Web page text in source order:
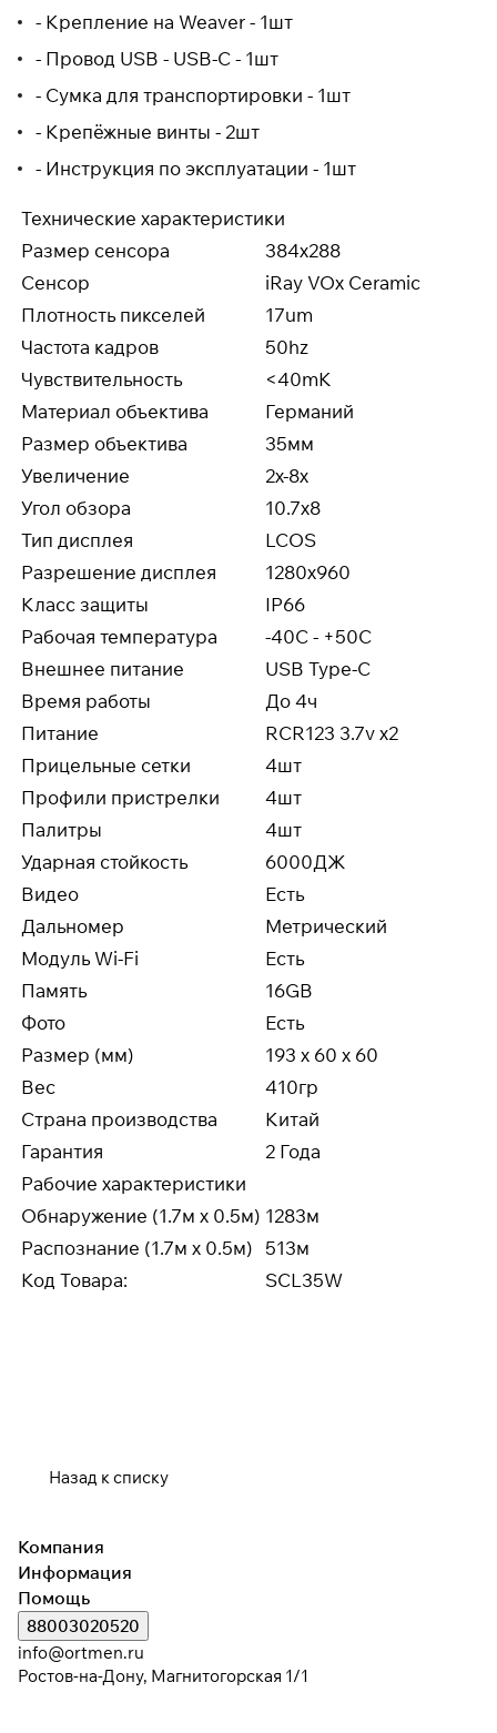
- Крепление на Weaver - 1шт
- Провод USB - USB-C - 1шт
- Сумка для транспортировки - 1шт
- Крепёжные винты - 2шт
- Инструкция по эксплуатации - 1шт
Технические характеристики
Размер сенсора
384x288
Сенсор
iRay VOx Ceramic
Плотность пикселей
17um
Частота кадров
50hz
Чувствительность
<40mK
Материал объектива
Германий
Размер объектива
35мм
Увеличение
2x-8x
Угол обзора
10.7x8
Тип дисплея
LCOS
Разрешение дисплея
1280x960
Класс защиты
IP66
Рабочая температура
-40C - +50C
Внешнее питание
USB Type-C
Время работы
До 4ч
Питание
RCR123 3.7v x2
Прицельные сетки
4шт
Профили пристрелки
4шт
Палитры
4шт
Ударная стойкость
6000ДЖ
Видео
Есть
Дальномер
Метрический
Модуль Wi-Fi
Есть
Память
16GB
Фото
Есть
Размер (мм)
193 x 60 x 60
Вес
410гр
Страна производства
Китай
Гарантия
2 Года
Рабочие характеристики
Обнаружение (1.7м x 0.5м) 1283м
Распознание (1.7м x 0.5м)
513м
Код Товара:
SCL35W
Назад к списку
Компания
Информация
Помощь
88003020520
info@ortmen.ru
Ростов-на-Дону, Магнитогорская 1/1